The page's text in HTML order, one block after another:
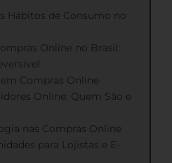
Hábitos de Consumo no
Online no Brasil:
Compras Online
Online: Quem São e
nas Compras Online
para Lojistas e E-